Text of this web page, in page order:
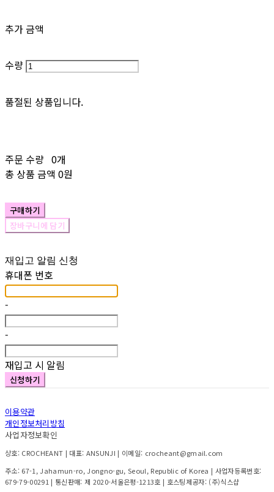
추가 금액
수량
품절된 상품입니다.
주문 수량 0개
총 상품 금액 0원
구매하기
장바구니에 담기
재입고 알림 신청
휴대폰 번호
-
-
재입고 시 알림
신청하기
이용약관
개인정보처리방침
사업자정보확인
상호: CROCHEANT | 대표: ANSUNJI | 이메일: crocheant@gmail.com
주소: 67-1, Jahamun-ro, Jongno-gu, Seoul, Republic of Korea | 사업자등록번호:
679-79-00291 | 통신판매: 제 2020-서울은평-1213호 | 호스팅제공자: (주)식스샵